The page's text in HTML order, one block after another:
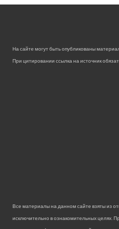
На сайте могут быть опубликованы
При цитировании ссылка на источник
Все материалы на данном сайте взяты из
исключительно в ознакомительных целях.